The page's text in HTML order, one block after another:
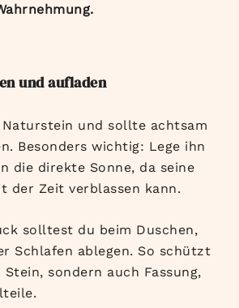
und aufladen
und sollte achtsam
Besonders wichtig: Lege ihn
die direkte Sonne, da seine
der Zeit verblassen kann.
solltest du beim Duschen,
Schlafen ablegen. So schützt
sondern auch Fassung,